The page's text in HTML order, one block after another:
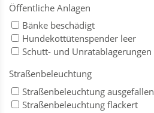
Öffentliche Anlagen
Bänke beschädigt
Hundekottütenspender leer
Schutt- und Unratablagerungen
Straßenbeleuchtung
Straßenbeleuchtung ausgefallen
Straßenbeleuchtung flackert